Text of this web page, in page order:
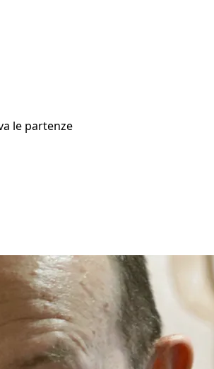
le partenze